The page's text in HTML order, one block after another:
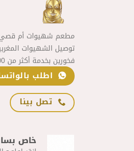
مطعم شهيوات أم قصي
توصيل الشهيوات
فخورين بخدمة أكثر من 1400 زبون في مدينة طنجة
اطلب
تصل بينا
خاص